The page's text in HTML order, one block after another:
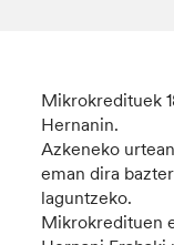
Mikrokredituek
Hernanin.
Azkeneko
eman dira
laguntzeko.
Mikrokredituen